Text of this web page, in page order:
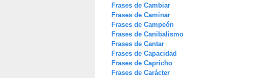
Frases de Cambiar
Frases de Caminar
Frases de Campeón
Frases de Canibalismo
Frases de Cantar
Frases de Capacidad
Frases de Capricho
Frases de Carácter